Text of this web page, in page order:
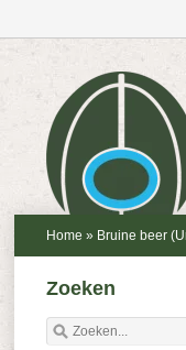
Home » Bruine beer
Zoeken